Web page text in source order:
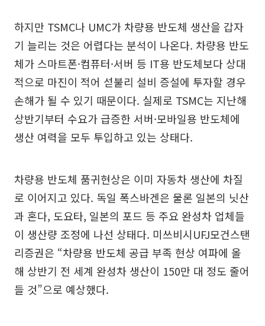
하지만 TSMC나 UMC가 차량용 반도체 생산을 갑자
기 늘리는 것은 어렵다는 분석이 나온다. 차량용 반도
체가 스마트폰·컴퓨터·서버 등 IT용 반도체보다 상대
적으로 마진이 적어 섣불리 설비 증설에 투자할 경우
손해가 될 수 있기 때문이다. 실제로 TSMC는 지난해
상반기부터 수요가 급증한 서버·모바일용 반도체에
생산 여력을 모두 투입하고 있는 상태다.
차량용 반도체 품귀현상은 이미 자동차 생산에 차질
로 이어지고 있다. 독일 폭스바겐은 물론 일본의 닛산
과 혼다, 도요타, 일본의 포드 등 주요 완성차 업체들
이 생산량 조정에 나선 상태다. 미쓰비시UFJ모건스탠
리증권은 “차량용 반도체 공급 부족 현상 여파에 올
해 상반기 전 세계 완성차 생산이 150만 대 정도 줄어
들 것”으로 예상했다.